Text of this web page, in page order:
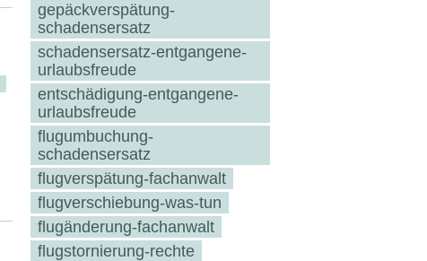
gepäckverspätung-
schadensersatz
schadensersatz-entgangene-
urlaubsfreude
entschädigung-entgangene-
urlaubsfreude
flugumbuchung-
schadensersatz
flugverspätung-fachanwalt
flugverschiebung-was-tun
flugänderung-fachanwalt
flugstornierung-rechte